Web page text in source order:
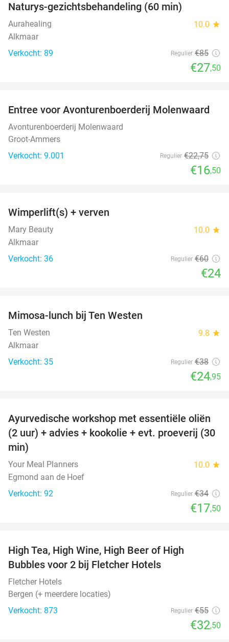
Naturys-gezichtsbehandeling (60 min)
Aurahealing 10.0 star
Alkmaar
Verkocht: 89
Regulier €85
€27,50
27%
Entree voor Avonturenboerderij Molenwaard
Avonturenboerderij Molenwaard
Groot-Ammers
Verkocht: 9.001
Regulier €22,75
€16,50
Wimperlift(s) + verven
Mary Beauty 10.0 star
Alkmaar
Verkocht: 36
Regulier €60
€24
Mimosa-lunch bij Ten Westen
Ten Westen 9.8 star
Alkmaar
Verkocht: 35
Regulier €38
€24,95
49%
Ayurvedische workshop met essentiële oliën
(2 uur) + advies + kookolie + evt. proeverij (30
min)
Your Meal Planners 10.0 star
Egmond aan de Hoef
Verkocht: 92
Regulier €34
€17,50
High Tea, High Wine, High Beer of High
Bubbles voor 2 bij Fletcher Hotels
Fletcher Hotels
Bergen (+ meerdere locaties)
Verkocht: 873
Regulier €55
€32,50